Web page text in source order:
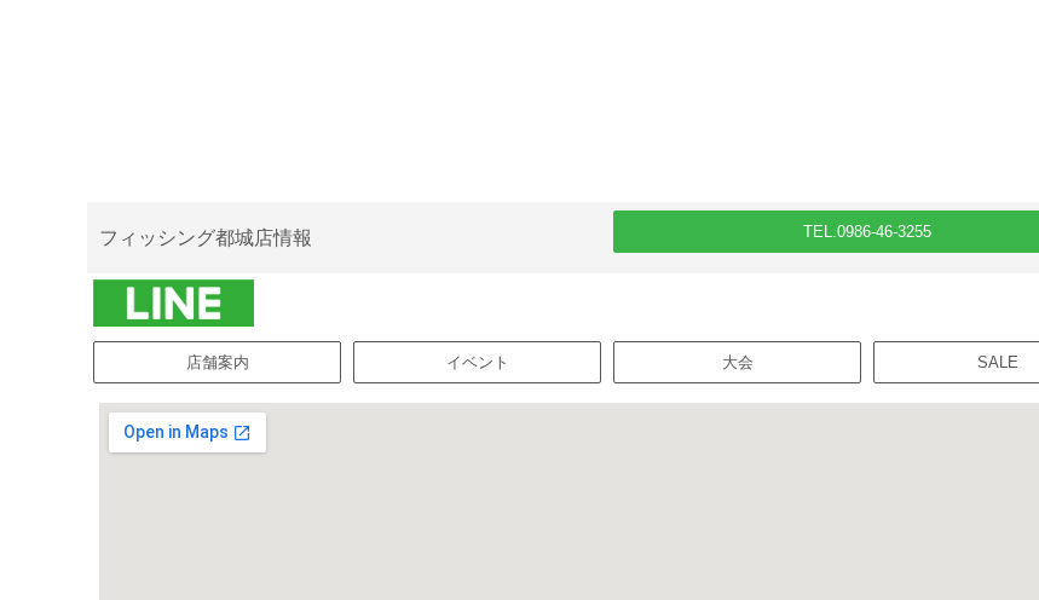
フィッシング都城店情報 TEL.0986-46-3255
店舗案内 イベント 大会 SALE